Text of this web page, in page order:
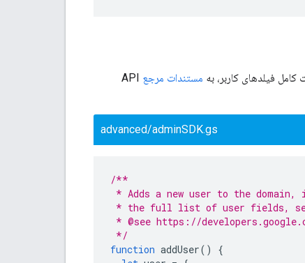
فیلدهای کاربر، به مستندات مرجع API
advanced/adminSDK.gs
/**
* Adds a new user to the
* the full list of user fields, see
* @see https://
*/
function addUser()
{